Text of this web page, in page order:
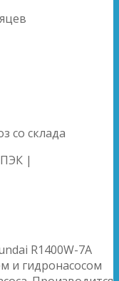
со склада
|
R1400W-7A
и гидронасосом